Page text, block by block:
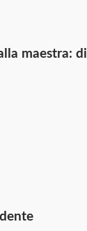
maestra: di